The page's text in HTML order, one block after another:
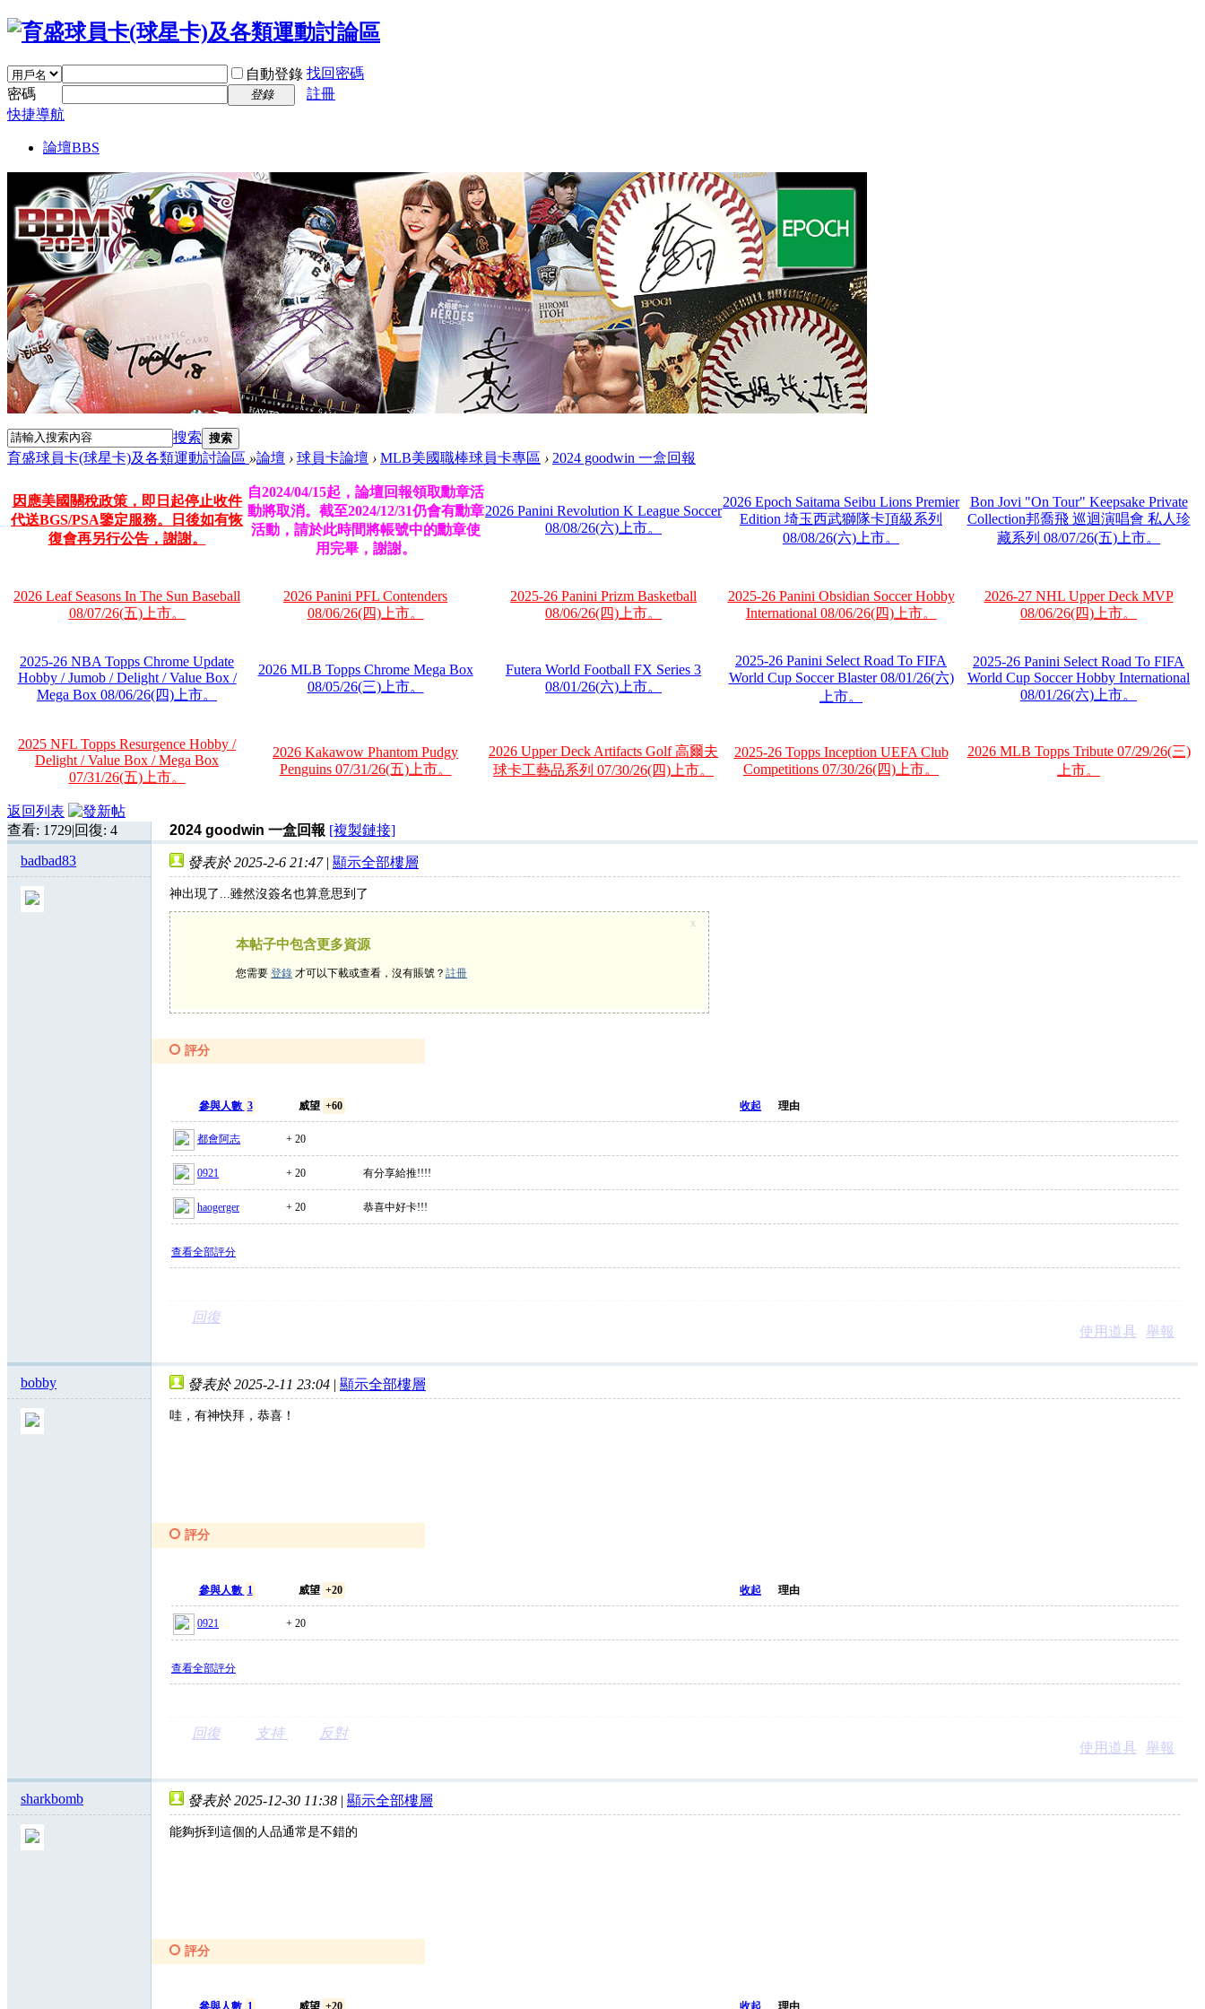
自動登錄 找回密碼
密碼
登錄
註冊
快捷導航
論壇BBS
搜索 搜索
育盛球員卡(球星卡)及各類運動討論區 »論壇 › 球員卡論壇 › MLB美國職棒球員卡專區 › 2024 goodwin 一盒回報
因應美國關稅政策，即日起停止收件
代送BGS/PSA鑒定服務。日後如有恢
復會再另行公告，謝謝。
自2024/04/15起，論壇回報領取勳章活
動將取消。截至2024/12/31仍會有勳章
活動，請於此時間將帳號中的勳章使
用完畢，謝謝。
2026 Panini Revolution K League Soccer
08/08/26(六)上市。
2026 Epoch Saitama Seibu Lions Premier
Edition 埼玉西武獅隊卡頂級系列
08/08/26(六)上市。
Bon Jovi "On Tour" Keepsake Private
Collection邦喬飛 巡迴演唱會 私人珍
藏系列 08/07/26(五)上市。
2026 Leaf Seasons In The Sun Baseball
08/07/26(五)上市。
2026 Panini PFL Contenders
08/06/26(四)上市。
2025-26 Panini Prizm Basketball
08/06/26(四)上市。
2025-26 Panini Obsidian Soccer Hobby
International 08/06/26(四)上市。
2026-27 NHL Upper Deck MVP
08/06/26(四)上市。
2025-26 NBA Topps Chrome Update
Hobby / Jumob / Delight / Value Box /
Mega Box 08/06/26(四)上市。
2026 MLB Topps Chrome Mega Box
08/05/26(三)上市。
Futera World Football FX Series 3
08/01/26(六)上市。
2025-26 Panini Select Road To FIFA
World Cup Soccer Blaster 08/01/26(六)
上市。
2025-26 Panini Select Road To FIFA
World Cup Soccer Hobby International
08/01/26(六)上市。
2025 NFL Topps Resurgence Hobby /
Delight / Value Box / Mega Box
07/31/26(五)上市。
2026 Kakawow Phantom Pudgy
Penguins 07/31/26(五)上市。
2026 Upper Deck Artifacts Golf 高爾夫
球卡工藝品系列 07/30/26(四)上市。
2025-26 Topps Inception UEFA Club
Competitions 07/30/26(四)上市。
2026 MLB Topps Tribute 07/29/26(三)
上市。
返回列表
查看: 1729|回復: 4 2024 goodwin 一盒回報 [複製鏈接]
badbad83
發表於 2025-2-6 21:47 | 顯示全部樓層
神出現了...雖然沒簽名也算意思到了
本帖子中包含更多資源
您需要 登錄 才可以下載或查看，沒有賬號？ 註冊
x
評分
參與人數 3 威望 +60 收起 理由
都會阿志 + 20
0921 + 20 有分享給推!!!!
haogerger + 20 恭喜中好卡!!!
查看全部評分
回復
使用道具
舉報
bobby 發表於 2025-2-11 23:04 | 顯示全部樓層
哇，有神快拜，恭喜！
評分
參與人數 1 威望 +20 收起 理由
0921 + 20
查看全部評分
回復 支持
反對
使用道具
舉報
sharkbomb 發表於 2025-12-30 11:38 | 顯示全部樓層
能夠拆到這個的人品通常是不錯的
評分
參與人數 1 威望 +20 收起 理由